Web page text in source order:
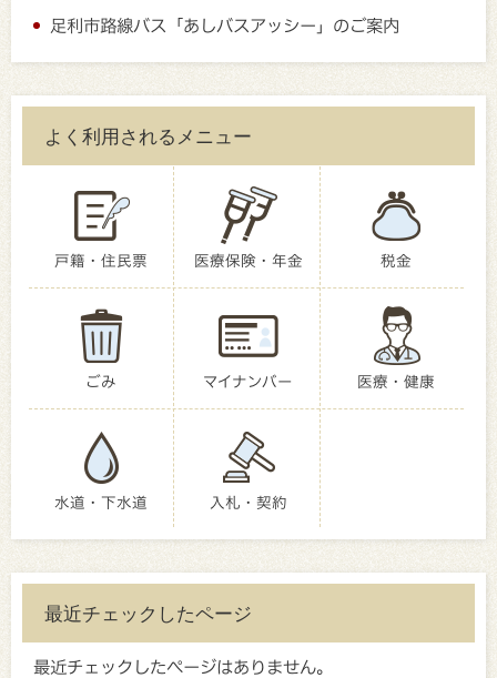
足利市路線バス「あしバスアッシー」のご案内
よく利用されるメニュー
戸籍・住民票 医療保険・年金 税金
ごみ マイナンバー 医療・健康
水道・下水道 入札・契約
最近チェックしたページ
最近チェックしたページはありません。